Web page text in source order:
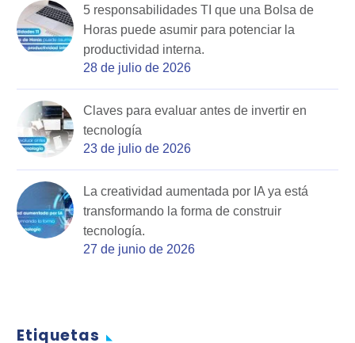
5 responsabilidades TI que una Bolsa de
Horas puede asumir para potenciar la
productividad interna.
28 de julio de 2026
Claves para evaluar antes de invertir en
tecnología
23 de julio de 2026
La creatividad aumentada por IA ya está
transformando la forma de construir
tecnología.
27 de junio de 2026
Etiquetas